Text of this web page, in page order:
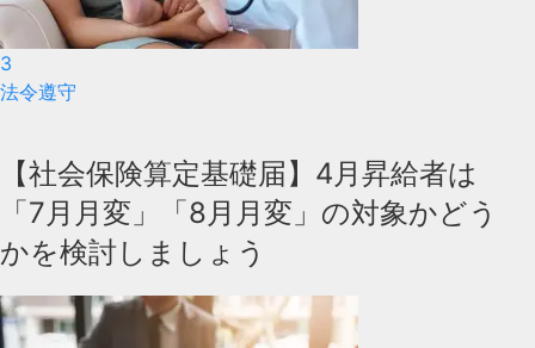
3
法令遵守
【社会保険算定基礎届】4月昇給者は
「7月月変」「8月月変」の対象かどう
かを検討しましょう